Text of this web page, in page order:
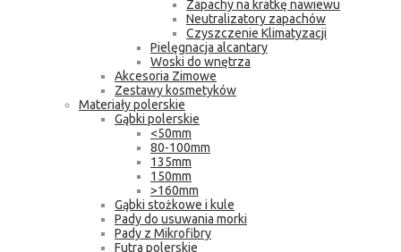
Zapachy na kratkę nawiewu
Neutralizatory zapachów
Czyszczenie Klimatyzacji
Pielęgnacja alcantary
Woski do wnętrza
Akcesoria Zimowe
Zestawy kosmetyków
Materiały polerskie
Gąbki polerskie
<50mm
80-100mm
135mm
150mm
>160mm
Gąbki stożkowe i kule
Pady do usuwania morki
Pady z Mikrofibry
Futra polerskie